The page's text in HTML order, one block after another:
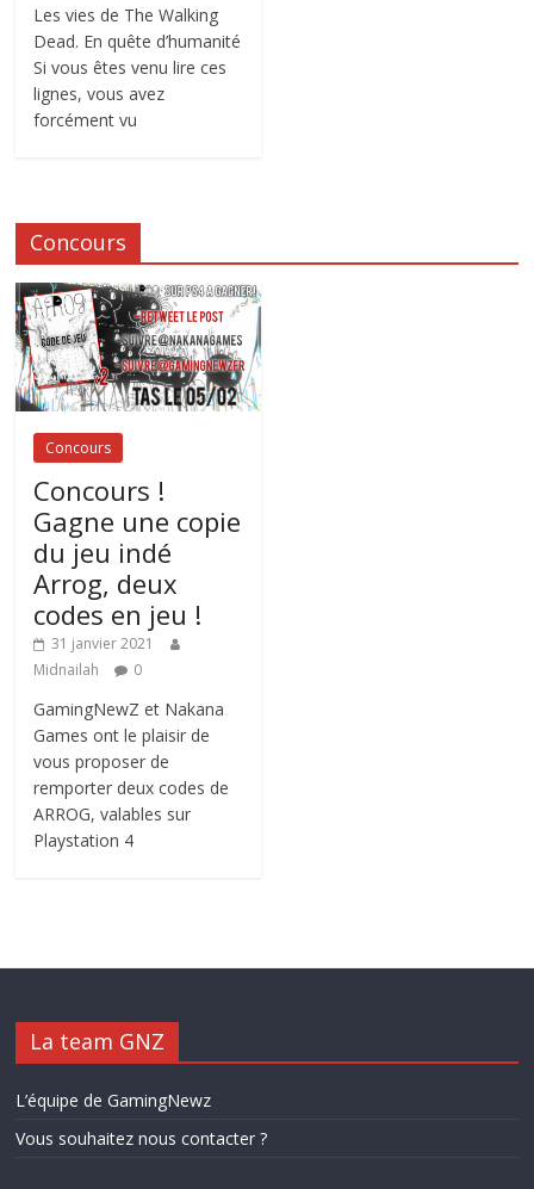
Les vies de The Walking
Dead. En quête d’humanité
Si vous êtes venu lire ces
lignes, vous avez
forcément vu
Concours
Concours
Concours !
Gagne une copie
du jeu indé
Arrog, deux
codes en jeu !
31 janvier 2021
Midnailah
0
GamingNewZ et Nakana
Games ont le plaisir de
vous proposer de
remporter deux codes de
ARROG, valables sur
Playstation 4
La team GNZ
L’équipe de GamingNewz
Vous souhaitez nous contacter ?